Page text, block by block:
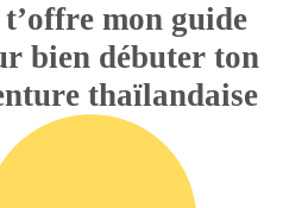
t’offre mon guide
bien débuter ton
thaïlandaise